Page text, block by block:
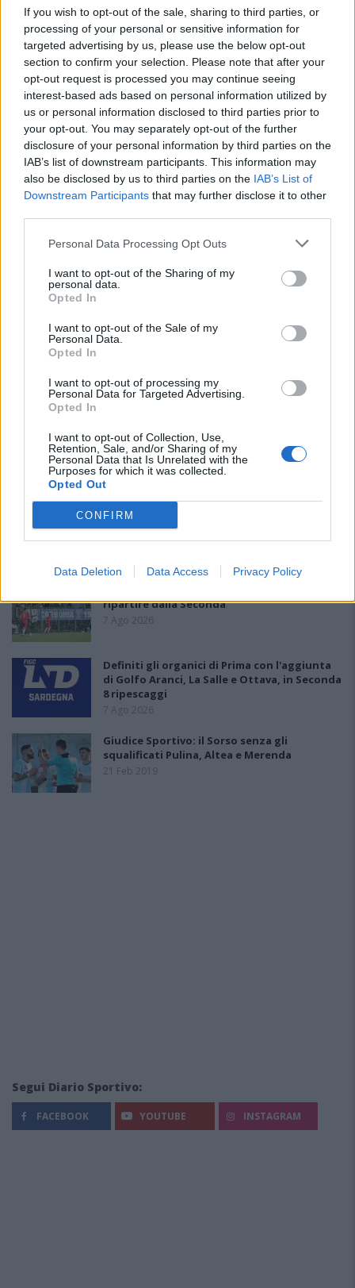
If you wish to opt-out of the sale, sharing to third parties, or
processing of your personal or sensitive information for
targeted advertising by us, please use the below opt-out
section to confirm your selection. Please note that after your
opt-out request is processed you may continue seeing
interest-based ads based on personal information utilized by
us or personal information disclosed to third parties prior to
your opt-out. You may separately opt-out of the further
disclosure of your personal information by third parties on the
IAB’s list of downstream participants. This information may
also be disclosed by us to third parties on the IAB’s List of
Downstream Participants that may further disclose it to other
Personal Data Processing Opt Outs
I want to opt-out of the Sharing of my
personal data.
Opted In
I want to opt-out of the Sale of my
Personal Data.
Opted In
I want to opt-out of processing my
Personal Data for Targeted Advertising.
Opted In
I want to opt-out of Collection, Use,
Retention, Sale, and/or Sharing of my
Personal Data that Is Unrelated with the
Purposes for which it was collected.
Opted Out
CONFIRM
Data Deletion Data Access Privacy Policy
PIÙ LETTI OGGI
L'Ossese si prepara all'esordio in D: Forzati,
Cabrera, Tesio, Limongelli, Bolzicco e tanti
giovani tra i…
7 Ago 2026
Il Selargius rinforza il centrocampo con
Manuel Rinino e Samuele Vacca
6 Ago 2026
ripartire dalla Seconda
7 Ago 2026
Definiti gli organici di Prima con l'aggiunta
di Golfo Aranci, La Salle e Ottava, in Seconda
8 ripescaggi
7 Ago 2026
Giudice Sportivo: il Sorso senza gli
squalificati Pulina, Altea e Merenda
21 Feb 2019
Segui Diario Sportivo:
FACEBOOK YOUTUBE INSTAGRAM